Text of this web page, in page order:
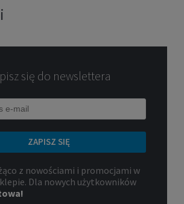
się do newslettera
ZAPISZ SIĘ
z nowościami i promocjami w
Dla nowych użytkowników